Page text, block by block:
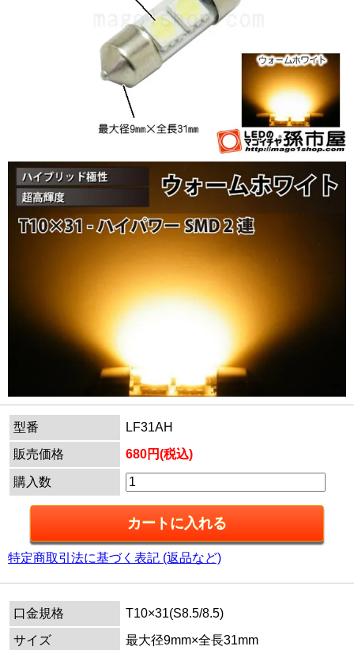
型番
LF31AH
販売価格
680円(税込)
購入数
特定商取引法に基づく表記 (返品など)
口金規格
T10×31(S8.5/8.5)
サイズ
最大径9mm×全長31mm